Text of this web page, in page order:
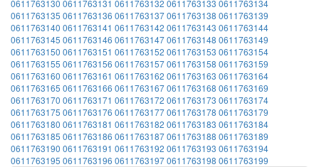
0611763130 0611763131 0611763132 0611763133 0611763134
0611763135 0611763136 06117631370611763138 0611763139
0611763140 0611763141 0611763142 0611763143 0611763144
0611763145 0611763146 06117631470611763148 0611763149
0611763150 0611763151 0611763152 0611763153 0611763154
0611763155 0611763156 06117631570611763158 0611763159
0611763160 0611763161 0611763162 0611763163 0611763164
0611763165 0611763166 06117631670611763168 0611763169
0611763170 0611763171 0611763172 0611763173 0611763174
0611763175 0611763176 06117631770611763178 0611763179
0611763180 0611763181 0611763182 0611763183 0611763184
0611763185 0611763186 06117631870611763188 0611763189
0611763190 0611763191 0611763192 0611763193 0611763194
0611763195 0611763196 06117631970611763198 0611763199